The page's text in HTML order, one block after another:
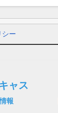
シー
ャス
報